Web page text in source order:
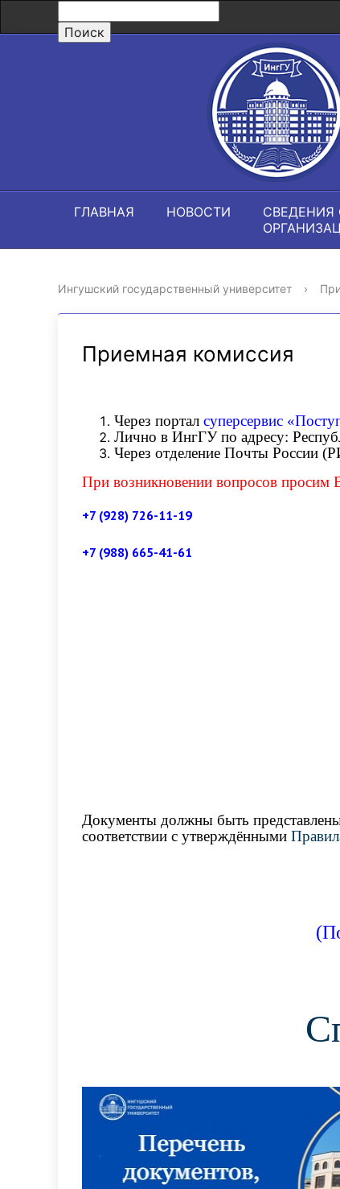
ГЛАВНАЯ НОВОСТИ
СВЕДЕНИЯ
Ингушский государственный университет ›
Приемная комиссия
Через портал суперсервис
Лично в ИнгГУ по адресу:
Через отделение Почты России
При возникновении вопросов просим
+7 (928) 726-11-19
+7 (988) 665-41-61
Документы должны быть
соответствии с утверждёнными